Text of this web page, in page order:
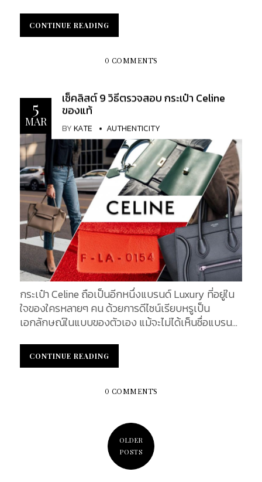
และกระเป๋าสามารถจุของได้เยอะ มีขนาดที่หลากหลายให้
เลือกตามความชื่นชอบของแต่ละบุคคล และในวันนี้เราจะ
นิยมส่งตรงจากแบรนด์อิตาลีใบนี้ ว่ามีความน่าสนใจ
Hand Carry : ที่เป็นหูจับ ถูกออกแบบให้ทะลุผ่านฝาปิด
กระเป๋า เพื่อความสะดวกในการถือ โดยหูจับทำมาจาก
หนังวัวอ่อน (Calfskin) และมีสีเดียวกันกับตัวกระเป๋า
Material : กระเป๋ารุ่น Belt Bag (Micro Belt Bag In
Grained Calfskin) วัสดุหลักที่นำมาผลิตกระเป๋า คือ
หนังวัวอ่อน (Calfskin) หนังชนิดบาง ให้ลวดลายสวย
เนื้อสัมผัสนิ่ม และมีสภาพหนังดี ทนทานต่อรอยขีดข่วน
ต่างๆ แข็งแรง และยังดูแล รักษาง่ายอีกด้วย Stitching
: มีการตัดเย็บโดย ใช้เส้นด้ายขนาดเล็กและบาง ตะเข็บ
การเย็บเป็นระเบียบ ไม่บิดเบี้ยว และสีของด้ายมีสี
เดียวกันกับตัวกระเป๋า Brand Stamp : โดยด้านหน้าจะ
มี Brand Stamp คำว่า CÉLINE PARIS ตัวอักษรพิมพ์
ใหญ่ สีทอง อยู่ด้านล่างสุดของด้านหน้ากระเป๋า Inside
Design : ด้านในของกระเป๋า Interior : ภายในกระเป๋าบุ
ด้วยหนังลูกวัวชนิดดีเยี่ยม ที่มีชื่อว่า Suede Calfskin...
CONTINUE READING
CONTINUE READING
0 COMMENTS
5
MAR
เช็คลิสต์ 9 วิธีตรวจสอบ กระเป๋า Celine
ของแท้
BYKATE AUTHENTICITY
กระเป๋า Celine ถือเป็นอีกหนึ่งแบรนด์ Luxury ที่อยู่ใน
ใจของใครหลายๆ คน ด้วยการดีไซน์เรียบหรูเป็น
เอกลักษณ์ในแบบของตัวเอง แม้จะไม่ได้เห็นชื่อแบรนด์
DNA ของ Celine ด้วยความนิยมของแบรนด์ จึงทำให้ใน
ปัจจุบัน มีสินค้าละเมิดลิขสิทธิ์ออกมามากมาย วันนี้เรา
ซึ่งสาวๆ สามารถนำไปปรับใช้ในการเลือกซื้อและดูสินค้า
แท้จะประทับตราโลโก้ขนาดเล็กคำว่า CÉLINE ที่ด้านบน
ซึ่งจะตัวใหญ่และหนากว่าคำว่า PARIS ที่อยู่บรรทัดล่าง
ตำแหน่งอยู่กึ่งกลางของคำว่า CÉLINE และทั้งสองคำจะ
เป็นตัวพิมพ์ใหญ่ทั้งหมด ระยะห่างระหว่างตัวอักษรจะ
CONTINUE READING
CONTINUE READING
0 COMMENTS
OLDER
POSTS